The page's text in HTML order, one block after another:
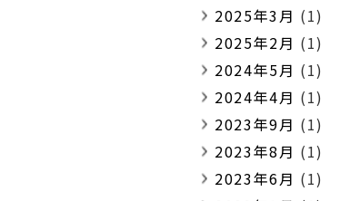
2025年3月 (1)
2025年2月 (1)
2024年5月 (1)
2024年4月 (1)
2023年9月 (1)
2023年8月 (1)
2023年6月 (1)